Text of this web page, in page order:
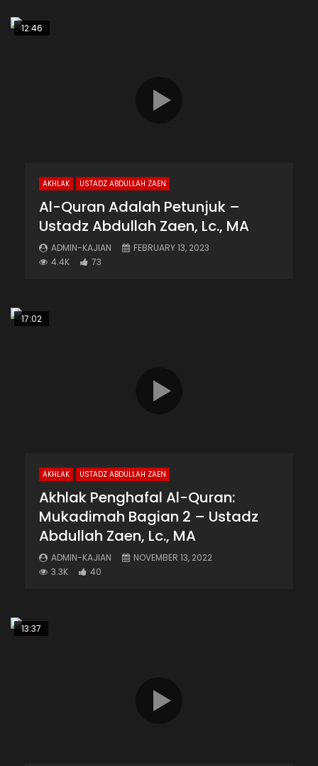
12:46
AKHLAK USTADZ ABDULLAH ZAEN
Al-Quran Adalah Petunjuk –
Ustadz Abdullah Zaen, Lc., MA
ADMIN-KAJIAN
FEBRUARY 13, 2023
4.4K
73
17:02
AKHLAK USTADZ ABDULLAH ZAEN
Akhlak Penghafal Al-Quran:
Mukadimah Bagian 2 – Ustadz
Abdullah Zaen, Lc., MA
ADMIN-KAJIAN
NOVEMBER 13, 2022
3.3K
40
13:37